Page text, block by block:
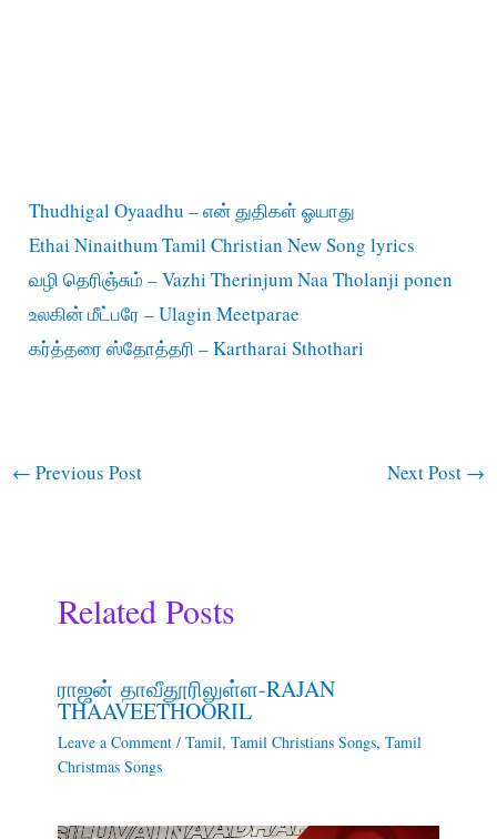
Thudhigal Oyaadhu – என் துதிகள் ஓயாது
Ethai Ninaithum Tamil Christian New Song lyrics
வழி தெரிஞ்சும் – Vazhi Therinjum Naa Tholanji ponen
உலகின் மீட்பரே – Ulagin Meetparae
கர்த்தரை ஸ்தோத்தரி – Kartharai Sthothari
← Previous Post Next Post →
Related Posts
ராஜன் தாவீதூரிலுள்ள-RAJAN
THAAVEETHOORIL
Leave a Comment / Tamil, Tamil Christians Songs, Tamil
Christmas Songs